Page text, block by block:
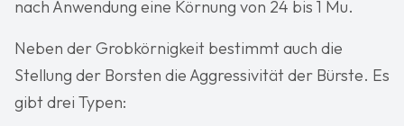
nach Anwendung eine Körnung von 24 bis 1 Mu.
Neben der Grobkörnigkeit bestimmt auch die
Stellung der Borsten die Aggressivität der Bürste. Es
gibt drei Typen: